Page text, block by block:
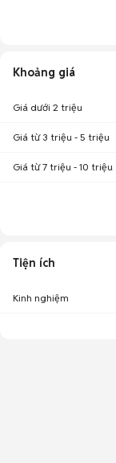
Khoảng giá
Giá dưới 2 triệu
Giá từ 3 triệu - 5 triệu
Giá từ 7 triệu - 10 triệu
Tiện ích
Kinh nghiệm